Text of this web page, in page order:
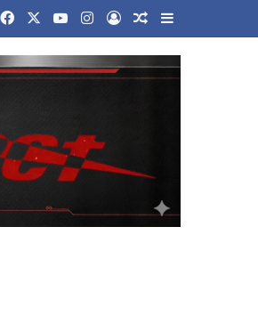
FacebookYouTubeInstagram
Log InRandom Article
Sidebar